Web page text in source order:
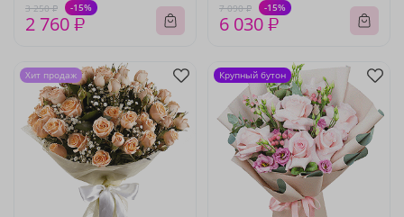
3 250 ₽ -15%
2 760 ₽
7 090 ₽ -15%
6 030 ₽
Хит продаж Крупный бутон